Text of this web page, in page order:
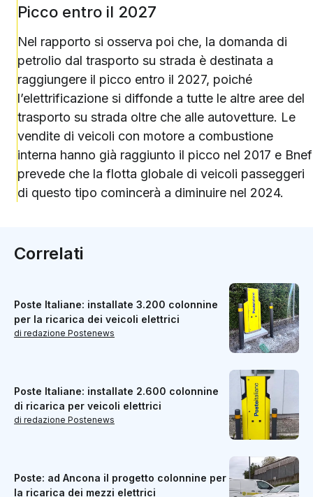
Picco entro il 2027
Nel rapporto si osserva poi che, la domanda di
petrolio dal trasporto su strada è destinata a
raggiungere il picco entro il 2027, poiché
l’elettrificazione si diffonde a tutte le altre aree del
trasporto su strada oltre che alle autovetture. Le
vendite di veicoli con motore a combustione
interna hanno già raggiunto il picco nel 2017 e Bnef
prevede che la flotta globale di veicoli passeggeri
di questo tipo comincerà a diminuire nel 2024.
Correlati
Poste Italiane: installate 3.200 colonnine
per la ricarica dei veicoli elettrici
di redazione Postenews
Poste Italiane: installate 2.600 colonnine
di ricarica per veicoli elettrici
di redazione Postenews
Poste: ad Ancona il progetto colonnine per
la ricarica dei mezzi elettrici